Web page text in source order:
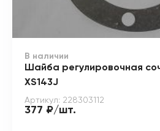
В наличии
Шайба регулировочная
XS143J
Артикул: 228303112
377 ₽/шт.